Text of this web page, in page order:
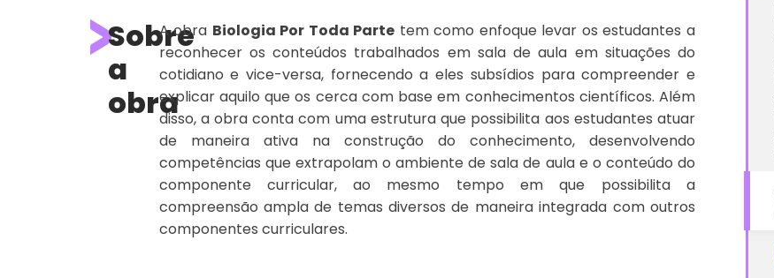
Sobre
a
obra
A obra Biologia Por Toda Parte tem como enfoque levar os estudantes a
reconhecer os conteúdos trabalhados em sala de aula em situações do
cotidiano e vice-versa, fornecendo a eles subsídios para compreender e
explicar aquilo que os cerca com base em conhecimentos científicos. Além
disso, a obra conta com uma estrutura que possibilita aos estudantes atuar
de maneira ativa na construção do conhecimento, desenvolvendo
competências que extrapolam o ambiente de sala de aula e o conteúdo do
componente curricular, ao mesmo tempo em que possibilita a
compreensão ampla de temas diversos de maneira integrada com outros
componentes curriculares.